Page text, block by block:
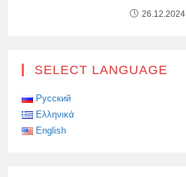
26.12.2024
SELECT LANGUAGE
Русский
Ελληνικά
English